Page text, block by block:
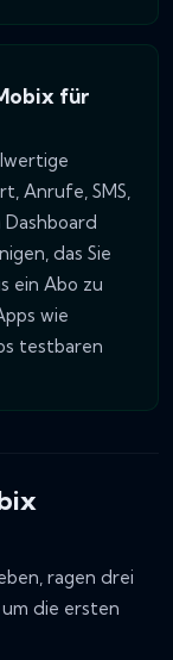
für
Anrufe, SMS,
das Sie
ein Abo zu
wie
testbaren
ragen drei
die ersten